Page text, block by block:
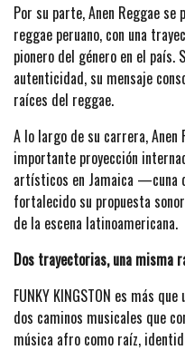
Por su parte, Anen Reggae
reggae peruano, con una
pionero del género en el país.
autenticidad, su mensaje
raíces del reggae.
A lo largo de su carrera, Anen
importante proyección
artísticos en Jamaica —cuna
fortalecido su propuesta
de la escena latinoamericana.
Dos trayectorias, una misma
FUNKY KINGSTON es más
dos caminos musicales que
música afro como raíz,